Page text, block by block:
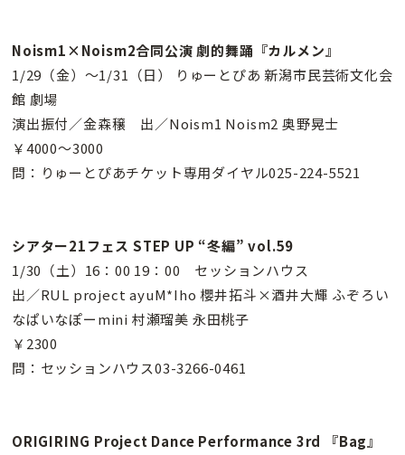
Noism1×Noism2合同公演 劇的舞踊『カルメン』
1/29（金）〜1/31（日） りゅーとぴあ 新潟市民芸術文化会
館 劇場
演出振付／金森穣 出／Noism1 Noism2 奥野晃士
￥4000〜3000
問：りゅーとぴあチケット専用ダイヤル025-224-5521
シアター21フェス STEP UP “冬編” vol.59
1/30（土）16：00 19：00 セッションハウス
出／RUL project ayuM*Iho 櫻井拓斗×酒井大輝 ふぞろい
なぱいなぽーmini 村瀬瑠美 永田桃子
￥2300
問：セッションハウス03-3266-0461
ORIGIRING Project Dance Performance 3rd 『Bag』